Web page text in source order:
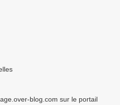
blog.com sur le portail